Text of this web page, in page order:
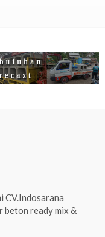
CV.Indosarana
beton ready mix &